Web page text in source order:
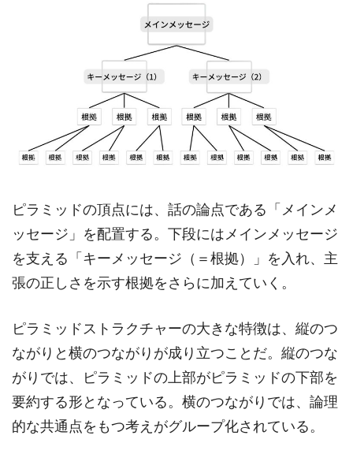
ピラミッドの頂点には、話の論点である「メインメ
ッセージ」を配置する。下段にはメインメッセージ
を支える「キーメッセージ（＝根拠）」を入れ、主
張の正しさを示す根拠をさらに加えていく。
ピラミッドストラクチャーの大きな特徴は、縦のつ
ながりと横のつながりが成り立つことだ。縦のつな
がりでは、ピラミッドの上部がピラミッドの下部を
要約する形となっている。横のつながりでは、論理
的な共通点をもつ考えがグループ化されている。